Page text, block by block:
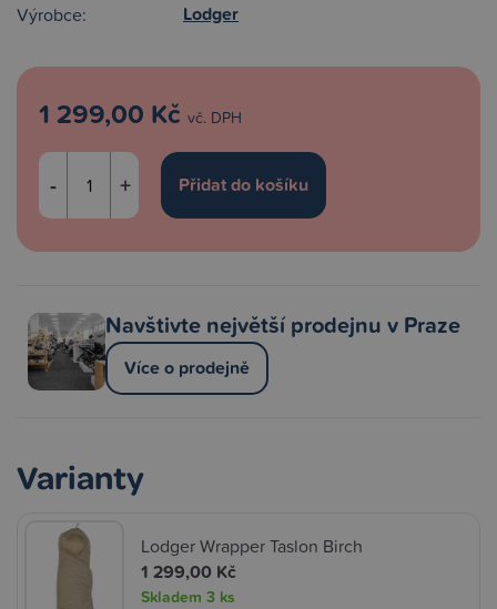
Výrobce: Lodger
1 299,00 Kč vč. DPH
- +
Navštivte největší prodejnu v Praze
Více o prodejně
Varianty
Lodger Wrapper Taslon Birch
1 299,00 Kč
Skladem 3 ks